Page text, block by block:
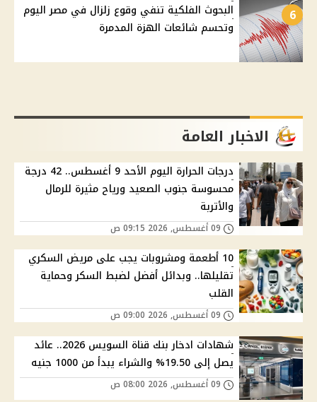
6
البحوث الفلكية تنفي وقوع زلزال في مصر اليوم
وتحسم شائعات الهزة المدمرة
الاخبار العامة
درجات الحرارة اليوم الأحد 9 أغسطس.. 42 درجة
محسوسة جنوب الصعيد ورياح مثيرة للرمال
والأتربة
10 أطعمة ومشروبات يجب على مريض السكري
تقليلها.. وبدائل أفضل لضبط السكر وحماية
القلب
شهادات ادخار بنك قناة السويس 2026.. عائد
يصل إلى 19.50% والشراء يبدأ من 1000 جنيه